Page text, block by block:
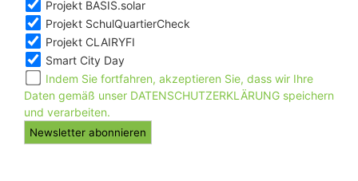
Projekt BASIS.solar
Projekt SchulQuartierCheck
Projekt CLAIRYFI
Smart City Day
Indem Sie fortfahren, akzeptieren Sie, dass wir Ihre
Daten gemäß unser DATENSCHUTZERKLÄRUNG speichern
und verarbeiten.